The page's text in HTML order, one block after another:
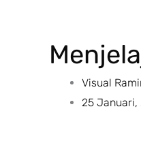
Visual
25 Januari,